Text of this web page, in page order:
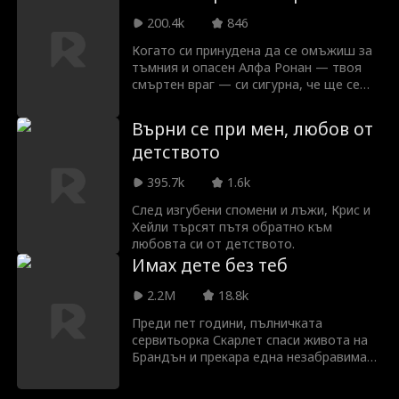
приеме уреден брак, но открива, че
чичото на годеника ѝ е нейният вече
пламват отново, недоразуменията се
изясняват и двамата получават втори
шанс за любов.
200.4k
846
Когато си принудена да се омъжиш за
тъмния и опасен Алфа Ронан — твоя
смъртен враг — си сигурна, че ще се
олтара. Но когато общ враг заплашва
да унищожи глутницата ти, ще
приемеш ли, че сте предопределени
смъртоносни последици?
Върни се при мен, любов от
детството
395.7k
1.6k
След изгубени спомени и лъжи, Крис и
Хейли търсят пътя обратно към
любовта си от детството.
Имах дете без теб
2.2M
18.8k
Преди пет години, пълничката
сервитьорка Скарлет спаси живота на
Брандън и прекара една незабравима